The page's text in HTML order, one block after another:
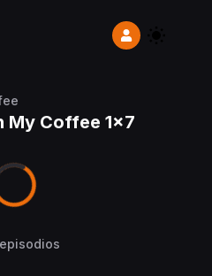
My Coffee 1x7